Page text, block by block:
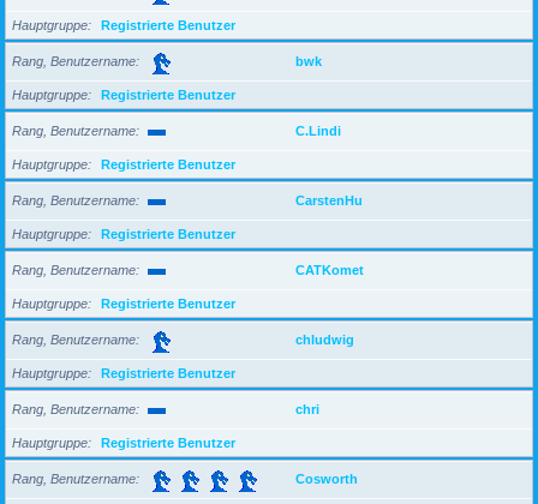
Hauptgruppe Registrierte Benutzer
Rang, Benutzername bwk
Hauptgruppe Registrierte Benutzer
Rang, Benutzername C.Lindi
Hauptgruppe Registrierte Benutzer
Rang, Benutzername CarstenHu
Hauptgruppe Registrierte Benutzer
Rang, Benutzername CATKomet
Hauptgruppe Registrierte Benutzer
Rang, Benutzername chludwig
Hauptgruppe Registrierte Benutzer
Rang, Benutzername chri
Hauptgruppe Registrierte Benutzer
Rang, Benutzername Cosworth